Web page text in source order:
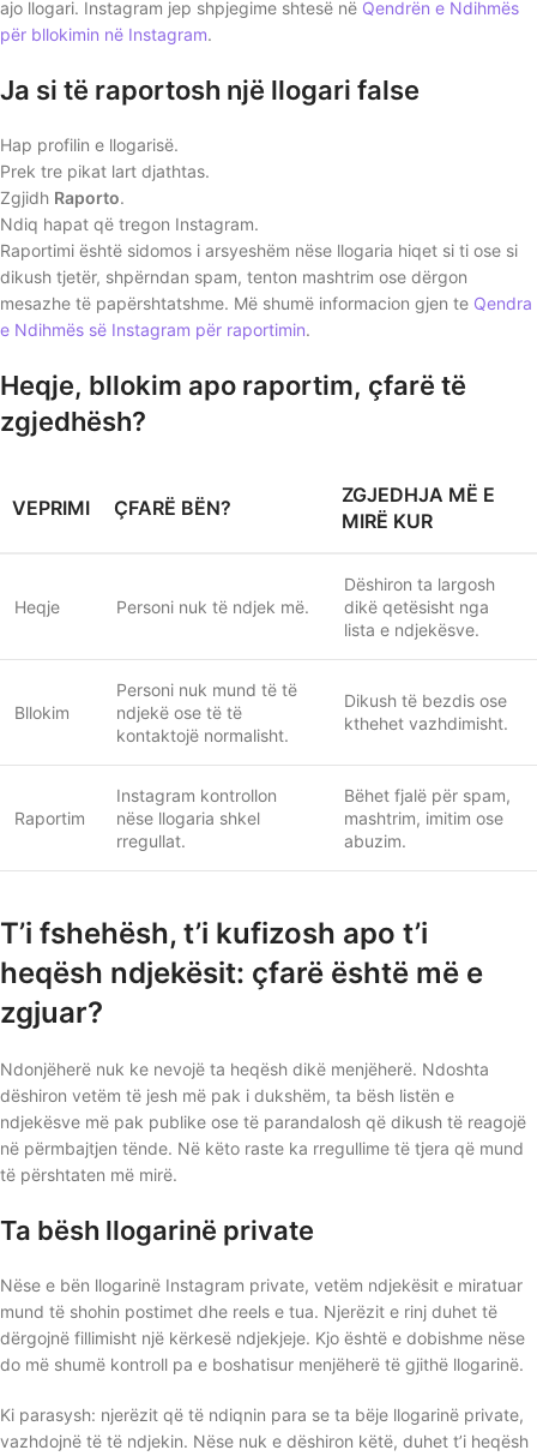
ajo llogari. Instagram jep shpjegime shtesë në Qendrën e Ndihmës
për bllokimin në Instagram.
Ja si të raportosh një llogari false
Hap profilin e llogarisë.
Prek tre pikat lart djathtas.
Zgjidh Raporto.
Ndiq hapat që tregon Instagram.
Raportimi është sidomos i arsyeshëm nëse llogaria hiqet si ti ose si
dikush tjetër, shpërndan spam, tenton mashtrim ose dërgon
mesazhe të papërshtatshme. Më shumë informacion gjen te Qendra
e Ndihmës së Instagram për raportimin.
Heqje, bllokim apo raportim, çfarë të
zgjedhësh?
VEPRIMI ÇFARË BËN?
ZGJEDHJA MË E
MIRË KUR
Heqje Personi nuk të ndjek më.
Dëshiron ta largosh
dikë qetësisht nga
lista e ndjekësve.
Bllokim
Personi nuk mund të të
ndjekë ose të të
kontaktojë normalisht.
Dikush të bezdis ose
kthehet vazhdimisht.
Raportim
Instagram kontrollon
nëse llogaria shkel
rregullat.
Bëhet fjalë për spam,
mashtrim, imitim ose
abuzim.
T’i fshehësh, t’i kufizosh apo t’i
heqësh ndjekësit: çfarë është më e
zgjuar?
Ndonjëherë nuk ke nevojë ta heqësh dikë menjëherë. Ndoshta
dëshiron vetëm të jesh më pak i dukshëm, ta bësh listën e
ndjekësve më pak publike ose të parandalosh që dikush të reagojë
në përmbajtjen tënde. Në këto raste ka rregullime të tjera që mund
të përshtaten më mirë.
Ta bësh llogarinë private
Nëse e bën llogarinë Instagram private, vetëm ndjekësit e miratuar
mund të shohin postimet dhe reels e tua. Njerëzit e rinj duhet të
dërgojnë fillimisht një kërkesë ndjekjeje. Kjo është e dobishme nëse
do më shumë kontroll pa e boshatisur menjëherë të gjithë llogarinë.
Ki parasysh: njerëzit që të ndiqnin para se ta bëje llogarinë private,
vazhdojnë të të ndjekin. Nëse nuk e dëshiron këtë, duhet t’i heqësh